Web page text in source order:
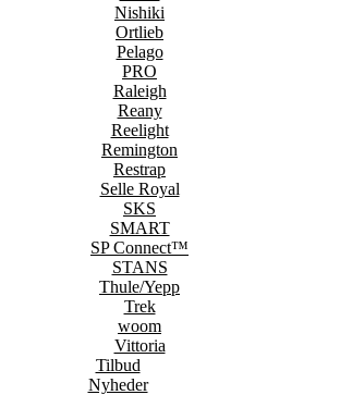
Nishiki
Ortlieb
Pelago
PRO
Raleigh
Reany
Reelight
Remington
Restrap
Selle Royal
SKS
SMART
SP Connect™
STANS
Thule/Yepp
Trek
woom
Vittoria
Tilbud
Nyheder